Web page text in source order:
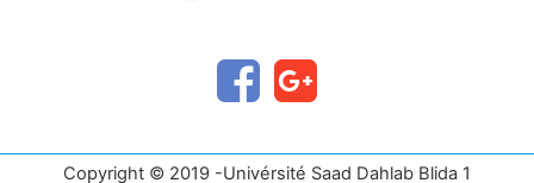
Copyright © 2019 -Univérsité Saad Dahlab Blida 1